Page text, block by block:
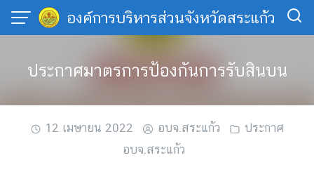
Skip
องค์การบริหารส่วนจังหวัดสระแก้ว
ประกาศมาตรการป้องกันการรับสินบน
12 เมษายน 2022 อบจ.สระแก้ว
ประกาศ
อบจ.สระแก้ว